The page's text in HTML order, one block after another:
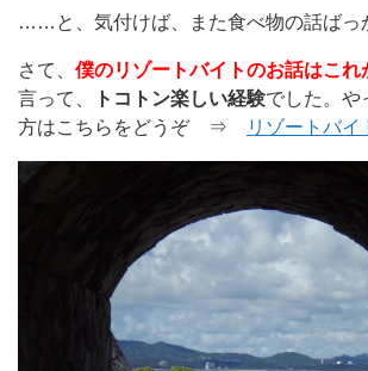
……と、気付けば、また食べ物の話ばっ
さて、 僕のリゾートバイトのお話はこれ
言って、
トコトン楽しい経験でした。や
方はこちらをどうぞ ⇒
リゾートバ